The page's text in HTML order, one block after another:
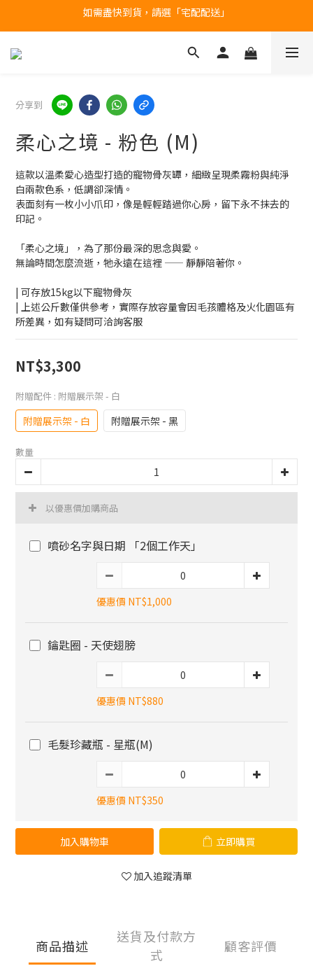
台北民權門市，現貨展示中
產品均備有現貨，下單後最快當天即可出貨
台北民權門市，現貨展示中
分享到
柔心之境 - 粉色 (M)
這款以溫柔愛心造型打造的寵物骨灰罈，細緻呈現柔霧粉與純淨
白兩款色系，低調卻深情。
表面刻有一枚小小爪印，像是輕輕踏過你心房，留下永不抹去的
印記。
「柔心之境」，為了那份最深的思念與愛。
無論時間怎麼流逝，牠永遠在這裡 —— 靜靜陪著你。
| 可存放15kg以下寵物骨灰
| 上述公斤數僅供參考，實際存放容量會因毛孩體格及火化園區有
所差異，如有疑問可洽詢客服
NT$3,300
附贈配件 : 附贈展示架 - 白
附贈展示架 - 白 附贈展示架 - 黑
數量
以優惠價加購商品
噴砂名字與日期 「2個工作天」
優惠價 NT$1,000
鑰匙圈 - 天使翅膀
優惠價 NT$880
毛髮珍藏瓶 - 星瓶(M)
優惠價 NT$350
加入購物車 立即購買
加入追蹤清單
商品描述
送貨及付款方
式
顧客評價